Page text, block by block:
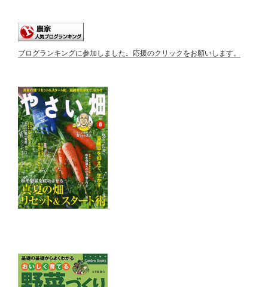
ブログランキングに参加しました。応援のクリックをお願いします。